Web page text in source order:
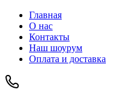
Главная
О нас
Контакты
Наш шоурум
Оплата и доставка